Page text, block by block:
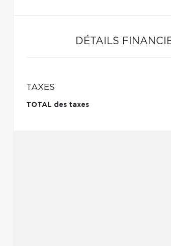
DÉTAILS
TAXES
TOTAL des taxes